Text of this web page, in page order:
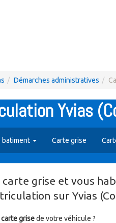
Démarches administratives
Yvias
batiment Carte grise
grise et vous
sur Yvias
carte grisede votre véhicule ?